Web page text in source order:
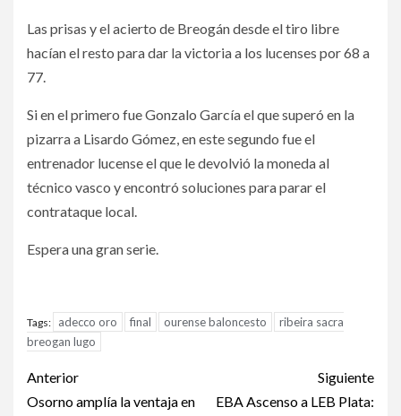
Las prisas y el acierto de Breogán desde el tiro libre
hacían el resto para dar la victoria a los lucenses por 68 a
77.
Si en el primero fue Gonzalo García el que superó en la
pizarra a Lisardo Gómez, en este segundo fue el
entrenador lucense el que le devolvió la moneda al
técnico vasco y encontró soluciones para parar el
contrataque local.
Espera una gran serie.
Tags: adecco oro final ourense baloncesto
ribeira sacra
breogan lugo
Anterior
Osorno amplía la ventaja en
Siguiente
EBA Ascenso a LEB Plata: